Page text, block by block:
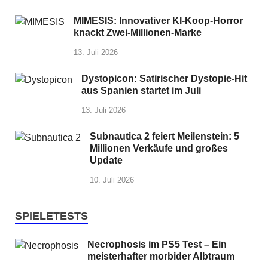
MIMESIS: Innovativer KI-Koop-Horror
knackt Zwei-Millionen-Marke
13. Juli 2026
Dystopicon: Satirischer Dystopie-Hit
aus Spanien startet im Juli
13. Juli 2026
Subnautica 2 feiert Meilenstein: 5
Millionen Verkäufe und großes
Update
10. Juli 2026
SPIELETESTS
Necrophosis im PS5 Test – Ein
meisterhafter morbider Albtraum